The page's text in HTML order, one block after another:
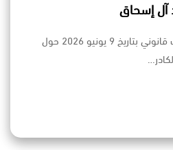
آل إسحاق
محامية في الرياض تحديث قانوني بتاريخ 9 يونيو 2026 حول